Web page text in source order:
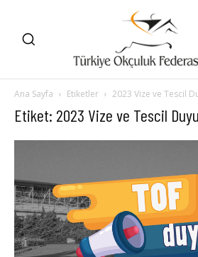
Ana Sayfa Etiketler 2023 Vize ve Tescil
Etiket: 2023 Vize ve Tescil